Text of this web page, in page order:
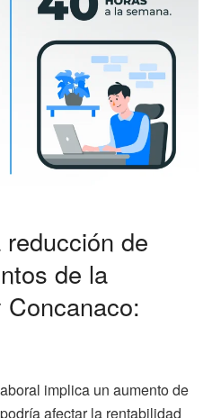
reducción de
de la
implica un aumento de
afectar la rentabilidad